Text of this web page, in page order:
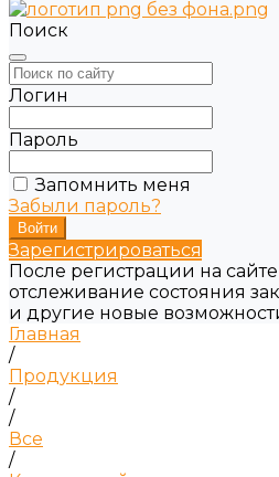
Поиск
Логин
Пароль
Запомнить меня
Забыли пароль?
Зарегистрироваться
После регистрации на
отслеживание состояния
и другие новые
Главная
/
Продукция
/
/
Все
/